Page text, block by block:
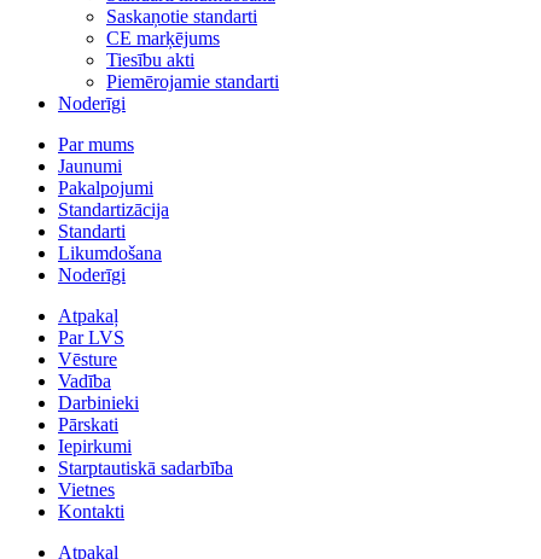
Saskaņotie standarti
CE marķējums
Tiesību akti
Piemērojamie standarti
Noderīgi
Par mums
Jaunumi
Pakalpojumi
Standartizācija
Standarti
Likumdošana
Noderīgi
Atpakaļ
Par LVS
Vēsture
Vadība
Darbinieki
Pārskati
Iepirkumi
Starptautiskā sadarbība
Vietnes
Kontakti
Atpakaļ